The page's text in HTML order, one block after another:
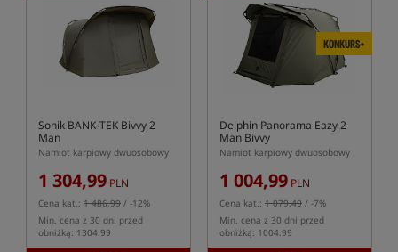
Sonik BANK-TEK Bivvy 2
Man
Namiot karpiowy dwuosobowy
1 304,99 PLN
Cena kat.: 1 486,99 / -12%
Min. cena z 30 dni przed
obniżką: 1304.99
KONKURS+
Delphin Panorama Eazy 2
Man Bivvy
Namiot karpiowy dwuosobowy
1 004,99 PLN
Cena kat.: 1 079,49 / -7%
Min. cena z 30 dni przed
obniżką: 1004.99